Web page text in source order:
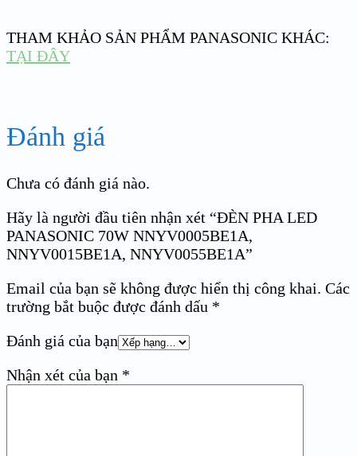
THAM KHẢO SẢN PHẨM PANASONIC KHÁC:
TẠI ĐÂY
Đánh giá
Chưa có đánh giá nào.
Hãy là người đầu tiên nhận xét “ĐÈN PHA LED
PANASONIC 70W NNYV0005BE1A,
NNYV0015BE1A, NNYV0055BE1A”
Email của bạn sẽ không được hiển thị công khai. Các
trường bắt buộc được đánh dấu *
Đánh giá của bạn
Nhận xét của bạn *